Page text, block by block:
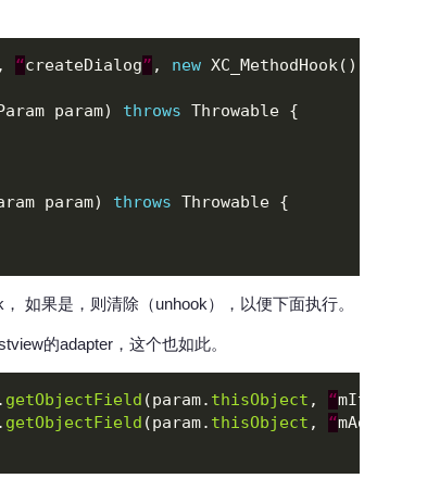
“createDialog” , new
param) throws
param) throws
如果是，则清除（unhook），以便下面执行。
的adapter，这个也如此。
getObjectField (param. thisObject , “mItems
getObjectField (param. thisObject , “mAdapter